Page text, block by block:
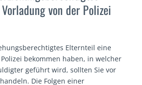
von der Polizei
Elternteil eine
bekommen haben, in welcher
geführt wird, sollten Sie vor
Die Folgen einer